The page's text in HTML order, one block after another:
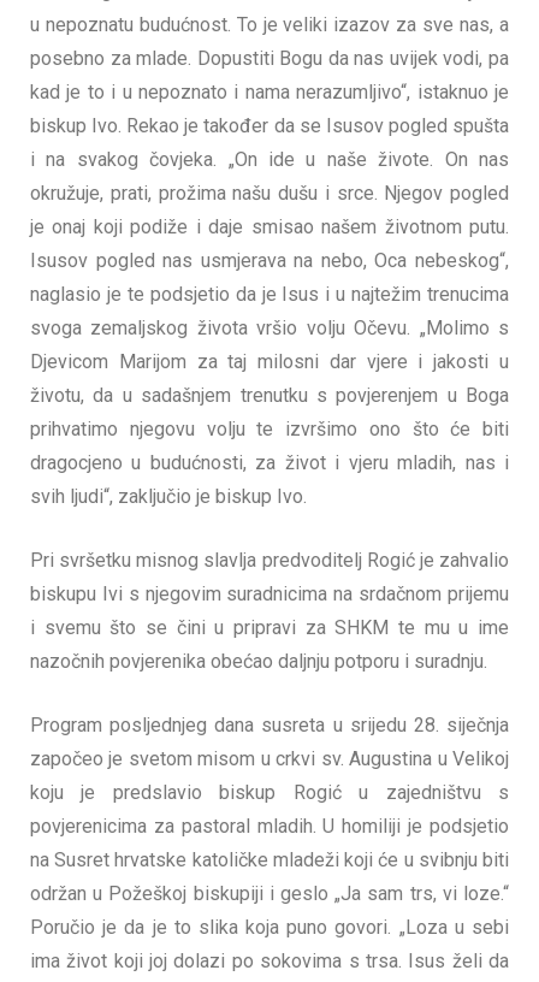
u nepoznatu budućnost. To je veliki izazov za sve nas, a
posebno za mlade. Dopustiti Bogu da nas uvijek vodi, pa
kad je to i u nepoznato i nama nerazumljivo“, istaknuo je
biskup Ivo. Rekao je također da se Isusov pogled spušta
i na svakog čovjeka. „On ide u naše živote. On nas
okružuje, prati, prožima našu dušu i srce. Njegov pogled
je onaj koji podiže i daje smisao našem životnom putu.
Isusov pogled nas usmjerava na nebo, Oca nebeskog“,
naglasio je te podsjetio da je Isus i u najtežim trenucima
svoga zemaljskog života vršio volju Očevu. „Molimo s
Djevicom Marijom za taj milosni dar vjere i jakosti u
životu, da u sadašnjem trenutku s povjerenjem u Boga
prihvatimo njegovu volju te izvršimo ono što će biti
dragocjeno u budućnosti, za život i vjeru mladih, nas i
svih ljudi“, zaključio je biskup Ivo.
Pri svršetku misnog slavlja predvoditelj Rogić je zahvalio
biskupu Ivi s njegovim suradnicima na srdačnom prijemu
i svemu što se čini u pripravi za SHKM te mu u ime
nazočnih povjerenika obećao daljnju potporu i suradnju.
Program posljednjeg dana susreta u srijedu 28. siječnja
započeo je svetom misom u crkvi sv. Augustina u Velikoj
koju je predslavio biskup Rogić u zajedništvu s
povjerenicima za pastoral mladih. U homiliji je podsjetio
na Susret hrvatske katoličke mladeži koji će u svibnju biti
održan u Požeškoj biskupiji i geslo „Ja sam trs, vi loze.“
Poručio je da je to slika koja puno govori. „Loza u sebi
ima život koji joj dolazi po sokovima s trsa. Isus želi da